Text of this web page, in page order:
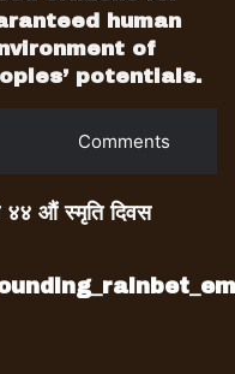
human
of
potentials.
Comments
४४ औं स्मृति दिवस